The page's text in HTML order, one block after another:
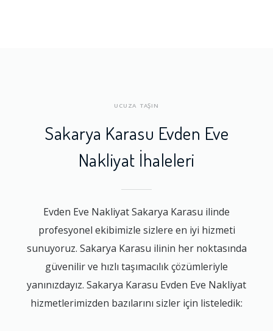
UCUZA TAŞIN
Sakarya Karasu Evden Eve
Nakliyat İhaleleri
Evden Eve Nakliyat Sakarya Karasu ilinde
profesyonel ekibimizle sizlere en iyi hizmeti
sunuyoruz. Sakarya Karasu ilinin her noktasında
güvenilir ve hızlı taşımacılık çözümleriyle
yanınızdayız. Sakarya Karasu Evden Eve Nakliyat
hizmetlerimizden bazılarını sizler için listeledik: